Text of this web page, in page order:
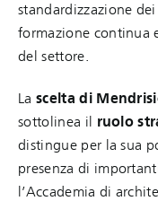
standardizzazione
formazione continua
del settore.
La scelta di
sottolinea il ruolo
distingue per la sua
presenza di
l’Accademia di